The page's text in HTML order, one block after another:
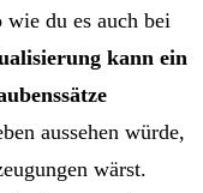
du es auch bei
kann ein
aussehen würde,
wärst.